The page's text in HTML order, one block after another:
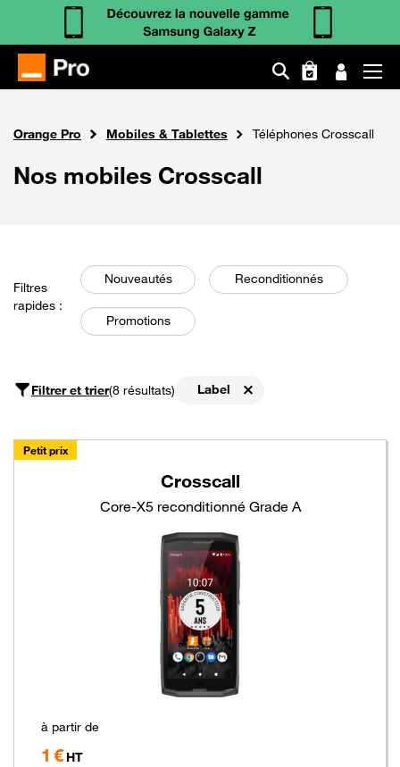
contenu
d'Ariane
Orange Pro Mobiles & Tablettes Téléphones Crosscall
Nos mobiles Crosscall
Filtres
rapides :
Nouveautés Reconditionnés
Promotions
Filtrer et trier(8 résultats)
Label
Petit prix
Crosscall
Core-X5 reconditionné Grade A
à partir de
1 € HT